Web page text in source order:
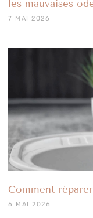
les mauvaises
7 MAI 2026
Comment
6 MAI 2026